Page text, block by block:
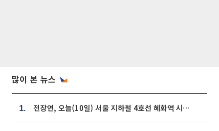
많이 본 뉴스
1. 전장연, 오늘(10일) 서울 지하철 4호선 혜화역 시위…1호선 용산역 무정차